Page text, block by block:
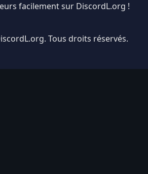
facilement sur DiscordL.org !
Tous droits réservés.